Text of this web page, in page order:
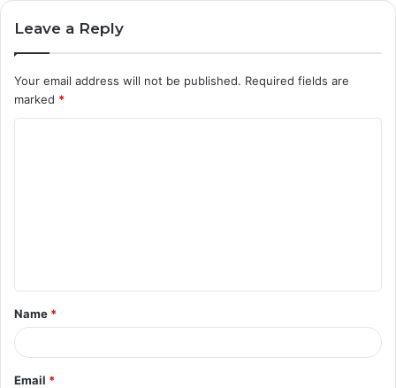
Leave a Reply
Your email address will not be published. Required fields are
marked *
t
*
Name *
Email *